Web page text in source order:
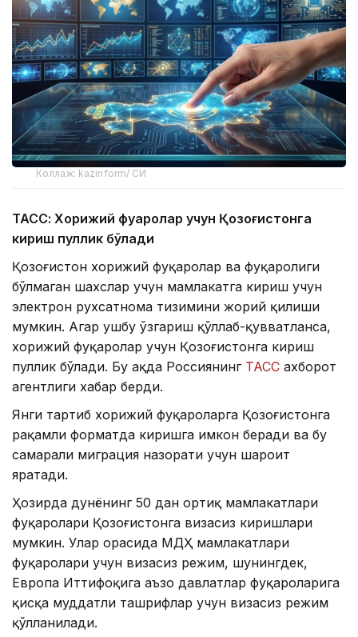
Коллаж: kazinform/ СИ
ТАСС: Хорижий фуқаролар учун Қозоғистонга
кириш пуллик бўлади
Қозоғистон хорижий фуқаролар ва фуқаролиги
бўлмаган шахслар учун мамлакатга кириш учун
электрон рухсатнома тизимини жорий қилиши
мумкин. Агар ушбу ўзгариш қўллаб-қувватланса,
хорижий фуқаролар учун Қозоғистонга кириш
пуллик бўлади. Бу ҳақда Россиянинг ТАСС ахборот
агентлиги хабар берди.
Янги тартиб хорижий фуқароларга Қозоғистонга
рақамли форматда киришга имкон беради ва бу
самарали миграция назорати учун шароит
яратади.
Ҳозирда дунёнинг 50 дан ортиқ мамлакатлари
фуқаролари Қозоғистонга визасиз киришлари
мумкин. Улар орасида МДҲ мамлакатлари
фуқаролари учун визасиз режим, шунингдек,
Европа Иттифоқига аъзо давлатлар фуқароларига
қисқа муддатли ташрифлар учун визасиз режим
қўлланилади.